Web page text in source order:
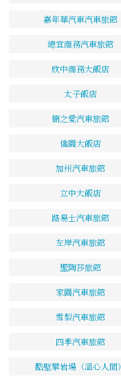
嘉年華汽車汽車旅館
總宜商務汽車旅館
欣中商務大飯店
太子飯店
簡之愛汽車旅館
僑園大飯店
加州汽車旅館
立中大飯店
路易士汽車旅館
左岸汽車旅館
聖陶莎旅館
家園汽車旅館
雪梨汽車旅館
四季汽車旅館
酷壁攀岩場（溫心人間）